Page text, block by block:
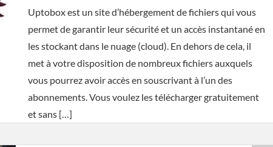
Uptobox est un site d’hébergement de fichiers qui vous
permet de garantir leur sécurité et un accès instantané en
les stockant dans le nuage (cloud). En dehors de cela, il
met à votre disposition de nombreux fichiers auxquels
vous pourrez avoir accès en souscrivant à l’un des
abonnements. Vous voulez les télécharger gratuitement
et sans […]